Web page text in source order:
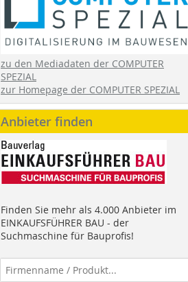
zu den Mediadaten der COMPUTER
SPEZIAL
zur Homepage der COMPUTER SPEZIAL
Anbieter finden
Finden Sie mehr als 4.000 Anbieter im
EINKAUFSFÜHRER BAU - der
Suchmaschine für Bauprofis!